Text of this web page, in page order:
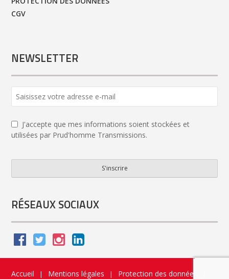
CGV
NEWSLETTER
J'accepte que mes informations soient stockées et
utilisées par Prud'homme Transmissions.
S'inscrire
Website *
RÉSEAUX SOCIAUX
Accueil | Mentions légales | Protection des données